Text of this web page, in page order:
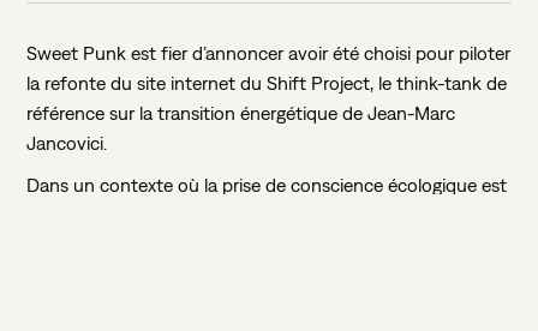
Sweet Punk est fier d’annoncer avoir été choisi pour piloter
la refonte du site internet du Shift Project, le think-tank de
référence sur la transition énergétique de Jean-Marc
Jancovici.
Dans un contexte où la prise de conscience écologique est